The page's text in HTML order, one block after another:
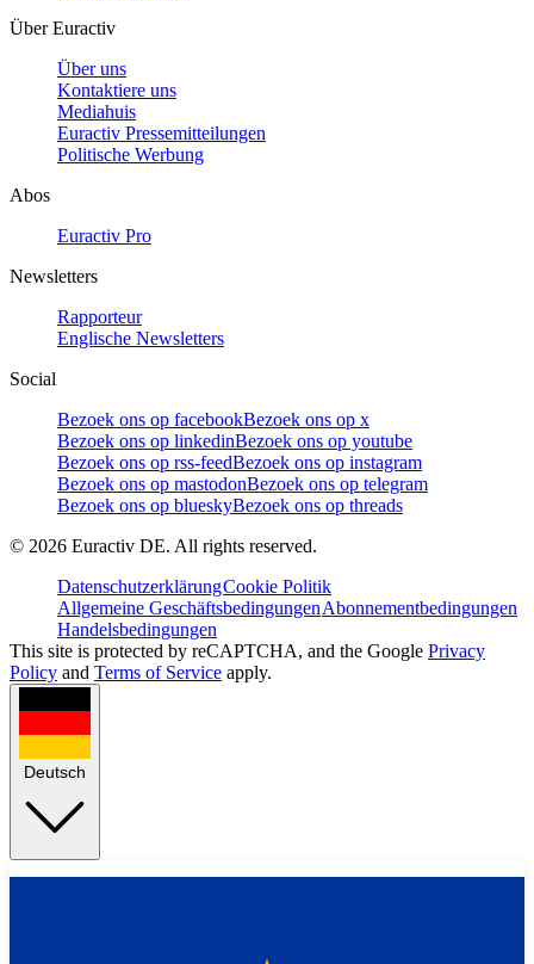
Über Euractiv
Über uns
Kontaktiere uns
Mediahuis
Euractiv Pressemitteilungen
Politische Werbung
Abos
Euractiv Pro
Newsletters
Rapporteur
Englische Newsletters
Social
Bezoek ons op facebookBezoek ons op x
Bezoek ons op linkedinBezoek ons op youtube
Bezoek ons op rss-feedBezoek ons op instagram
Bezoek ons op mastodonBezoek ons op telegram
Bezoek ons op blueskyBezoek ons op threads
© 2026 Euractiv DE. All rights reserved.
DatenschutzerklärungCookie Politik
Allgemeine GeschäftsbedingungenAbonnementbedingungen
Handelsbedingungen
This site is protected by reCAPTCHA, and the Google Privacy
Policy and Terms of Service apply.
Deutsch